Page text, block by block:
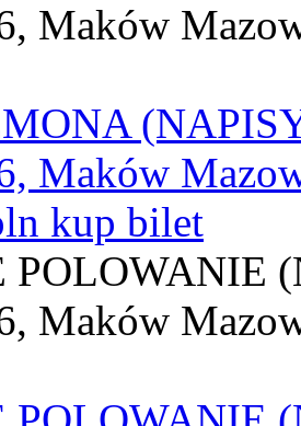
Maków
Maków
kup bilet
POLOWANIE
Maków